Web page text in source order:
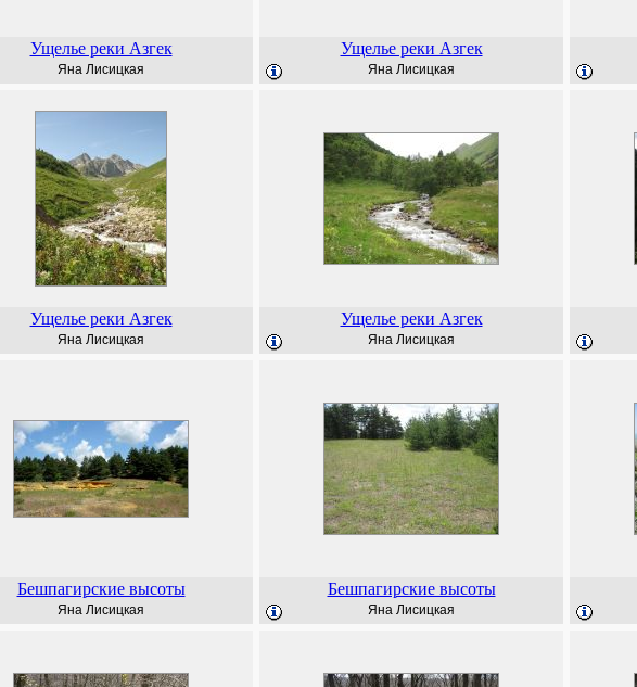
Ущелье реки Азгек
Яна Лисицкая
Ущелье реки Азгек
Яна Лисицкая
Ущелье реки Азгек
Яна Лисицкая
Ущелье реки Азгек
Яна Лисицкая
Бешпагирские высоты
Яна Лисицкая
Бешпагирские высоты
Яна Лисицкая